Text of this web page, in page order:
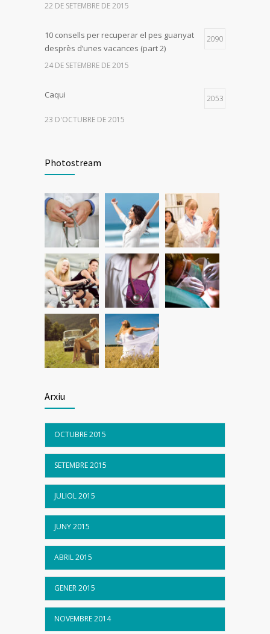
22 DE SETEMBRE DE 2015
10 consells per recuperar el pes guanyat
desprès d’unes vacances (part 2)
2090
24 DE SETEMBRE DE 2015
Caqui 2053
23 D'OCTUBRE DE 2015
20 D'OCTUBRE DE 2015
de «tupper»: Cuscús en amanida 1705
31 DE JULIOL DE 2015
Photostream
Arxiu
OCTUBRE 2015
SETEMBRE 2015
JULIOL 2015
JUNY 2015
ABRIL 2015
GENER 2015
NOVEMBRE 2014